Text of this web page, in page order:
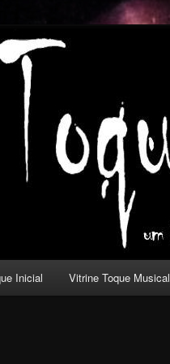
com outros olhos.
Inicial Vitrine Toque Musical